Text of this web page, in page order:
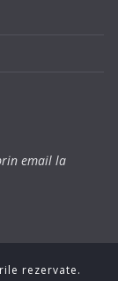
email la
rezervate.